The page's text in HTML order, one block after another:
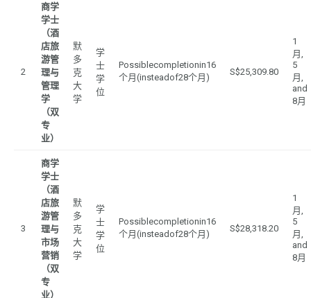
2
商学
学士
（酒
店旅
游管
理与
管理
学
（双
专
业）
默
多
克
大
学
学
士
学
位
Possiblecompletionin16
个月(insteadof28个月)
S$25,309.80
1
月,
5
月,
and
8月
3
商学
学士
（酒
店旅
游管
理与
市场
营销
（双
专
业）
默
多
克
大
学
学
士
学
位
Possiblecompletionin16
个月(insteadof28个月)
S$28,318.20
1
月,
5
月,
and
8月